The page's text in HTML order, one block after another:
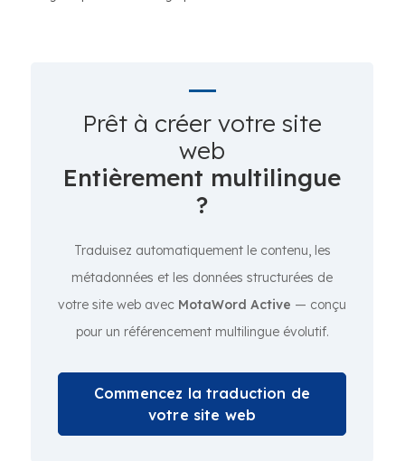
Prêt à créer votre site
web
Entièrement multilingue
?
Traduisez automatiquement le contenu, les
métadonnées et les données structurées de
votre site web avec MotaWord Active — conçu
pour un référencement multilingue évolutif.
Commencez la traduction de
votre site web